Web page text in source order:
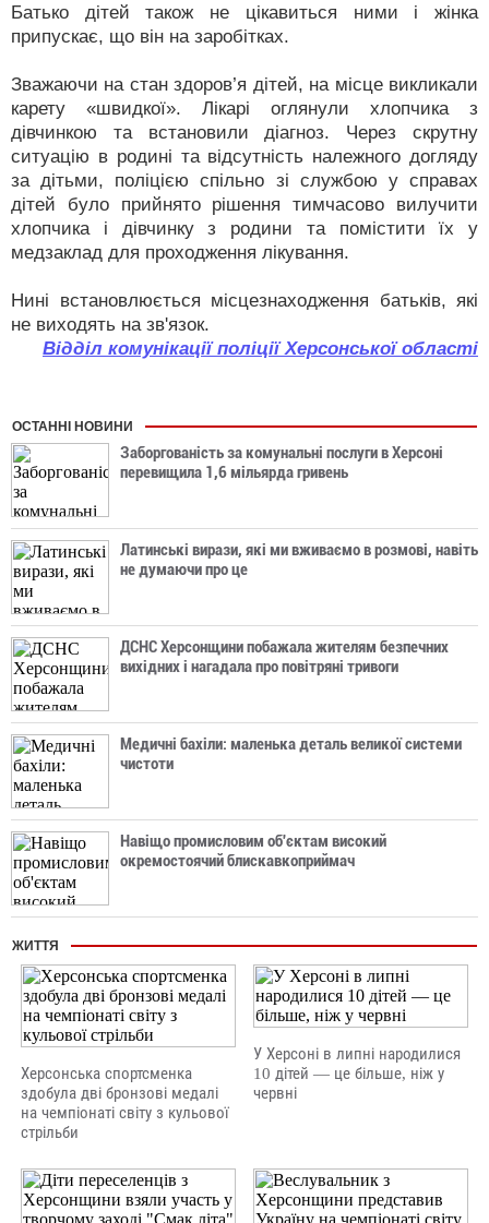
Батько дітей також не цікавиться ними і жінка
припускає, що він на заробітках.
Зважаючи на стан здоров’я дітей, на місце викликали
карету «швидкої». Лікарі оглянули хлопчика з
дівчинкою та встановили діагноз. Через скрутну
ситуацію в родині та відсутність належного догляду
за дітьми, поліцією спільно зі службою у справах
дітей було прийнято рішення тимчасово вилучити
хлопчика і дівчинку з родини та помістити їх у
медзаклад для проходження лікування.
Нині встановлюється місцезнаходження батьків, які
не виходять на зв'язок.
Відділ комунікації поліції Херсонської області
ОСТАННІ НОВИНИ
Заборгованість за комунальні послуги в Херсоні
перевищила 1,6 мільярда гривень
Латинські вирази, які ми вживаємо в розмові, навіть
не думаючи про це
ДСНС Херсонщини побажала жителям безпечних
вихідних і нагадала про повітряні тривоги
Медичні бахіли: маленька деталь великої системи
чистоти
Навіщо промисловим об'єктам високий
окремостоячий блискавкоприймач
ЖИТТЯ
Херсонська спортсменка
здобула дві бронзові медалі
на чемпіонаті світу з кульової
стрільби
У Херсоні в липні народилися
10 дітей — це більше, ніж у
червні